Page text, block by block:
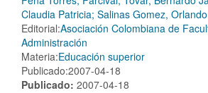
Claudia Patricia; Salinas Gomez, Orlando
Editorial:Asociación Colombiana de
Administración
Materia:Educación superior
Publicado:2007-04-18
Publicado: 2007-04-18